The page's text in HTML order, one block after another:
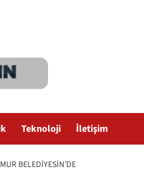
Teknoloji İletişim
BELEDIYESIN’DE